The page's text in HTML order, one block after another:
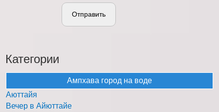
Отправить
Категории
Ампхава город на воде
Аюттайя
Вечер в Айюттайе